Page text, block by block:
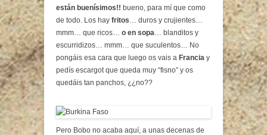
están buenísimos!! bueno, para mí que como
de todo. Los hay fritos … duros y crujientes…
mmm… que ricos… o en sopa … blanditos y
escurridizos… mmm… que suculentos… No
pongáis esa cara que luego os vais a Francia y
pedís escargot que queda muy “fisno” y os
quedáis tan panchos, ¿¿no??
Pero Bobo no acaba aquí, a unas decenas de